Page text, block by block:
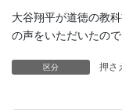
大谷翔平が道徳の教
の声をいただいたの
区分 押さ